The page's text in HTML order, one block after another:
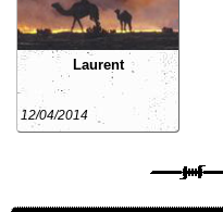
Laurent
12/04/2014